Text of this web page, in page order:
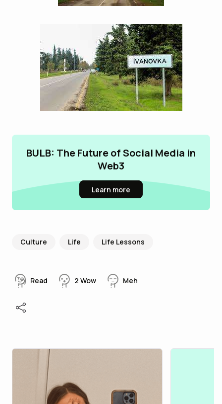
BULB: The Future of Social Media in
Web3
Learn more
Culture Life Life Lessons
Read 2 Wow Meh